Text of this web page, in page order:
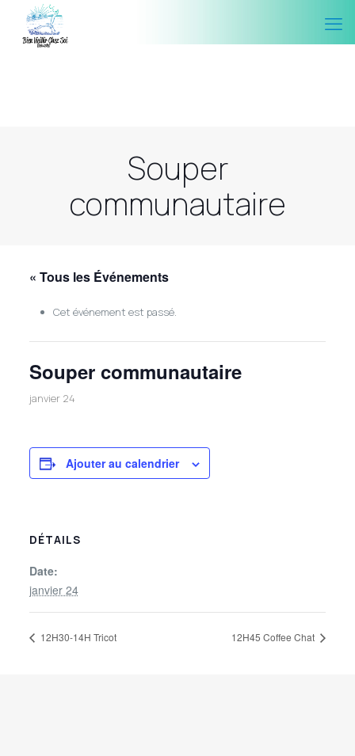
Souper
communautaire
« Tous les Événements
Cet événement est passé.
Souper communautaire
janvier 24
Ajouter au calendrier
DÉTAILS
Date:
janvier 24
12H30-14H Tricot 12H45 Coffee Chat